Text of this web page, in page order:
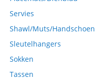
Servies
Shawl/Muts/Handschoen
Sleutelhangers
Sokken
Tassen